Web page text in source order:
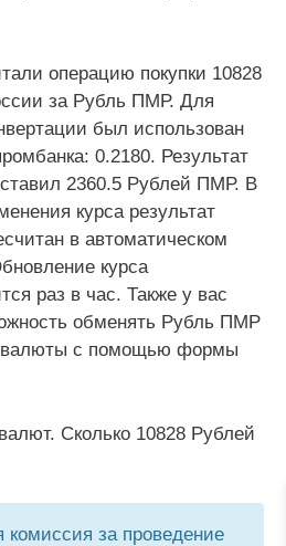
операцию покупки 10828
за Рубль ПМР. Для
был использован
0.2180. Результат
2360.5 Рублей ПМР. В
курса результат
в автоматическом
курса
раз в час. Также у вас
обменять Рубль ПМР
валюты с помощью формы
Сколько 10828 Рублей
за проведение